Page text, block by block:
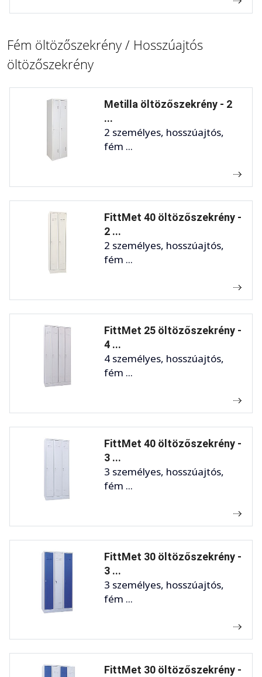
Fém öltözőszekrény / Hosszúajtós
öltözőszekrény
Metilla öltözőszekrény - 2
...
2 személyes, hosszúajtós,
fém ...
FittMet 40 öltözőszekrény -
2 ...
2 személyes, hosszúajtós,
fém ...
FittMet 25 öltözőszekrény -
4 ...
4 személyes, hosszúajtós,
fém ...
FittMet 40 öltözőszekrény -
3 ...
3 személyes, hosszúajtós,
fém ...
FittMet 30 öltözőszekrény -
3 ...
3 személyes, hosszúajtós,
fém ...
FittMet 30 öltözőszekrény -